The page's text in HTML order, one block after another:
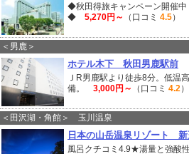
◆秋田得旅キャンペーン開催
◆ 5,270円～ （口コミ 4.5）
＜男鹿＞
ホテル木下 秋田男鹿駅前
ＪR男鹿駅より徒歩8分。低温
備。 3,000円～ （口コミ 4.2 ）
＜田沢湖・角館＞ 玉川温泉
日本の山岳温泉リゾート 新
風呂クチコミ4.9★湯量と強酸